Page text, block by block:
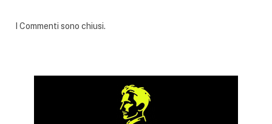
I Commenti sono chiusi.